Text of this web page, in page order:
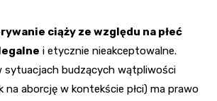
ciąży ze względu na płeć
i etycznie nieakceptowalne.
sytuacjach budzących wątpliwości
na aborcję w kontekście płci) ma prawo